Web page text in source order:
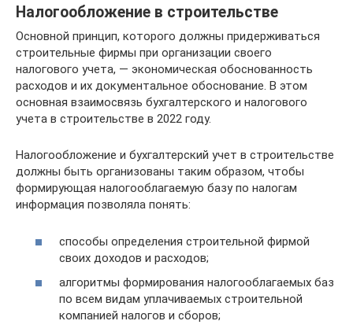
Налогообложение в строительстве
Основной принцип, которого должны придерживаться
строительные фирмы при организации своего
налогового учета, — экономическая обоснованность
расходов и их документальное обоснование. В этом
основная взаимосвязь бухгалтерского и налогового
учета в строительстве в 2022 году.
Налогообложение и бухгалтерский учет в строительстве
должны быть организованы таким образом, чтобы
формирующая налогооблагаемую базу по налогам
информация позволяла понять:
способы определения строительной фирмой
своих доходов и расходов;
алгоритмы формирования налогооблагаемых баз
по всем видам уплачиваемых строительной
компанией налогов и сборов;